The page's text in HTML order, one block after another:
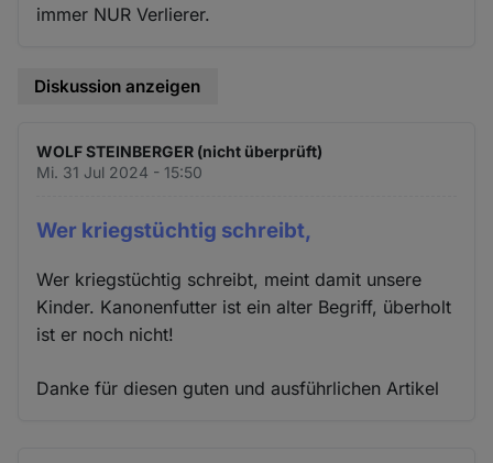
immer NUR Verlierer.
Diskussion anzeigen
WOLF STEINBERGER (nicht überprüft)
Mi. 31 Jul 2024 - 15:50
Wer kriegstüchtig schreibt,
Wer kriegstüchtig schreibt, meint damit unsere
Kinder. Kanonenfutter ist ein alter Begriff, überholt
ist er noch nicht!
Danke für diesen guten und ausführlichen Artikel